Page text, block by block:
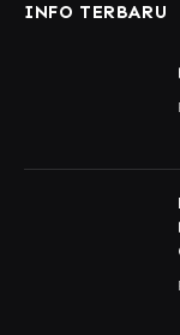
INFO TERBARU